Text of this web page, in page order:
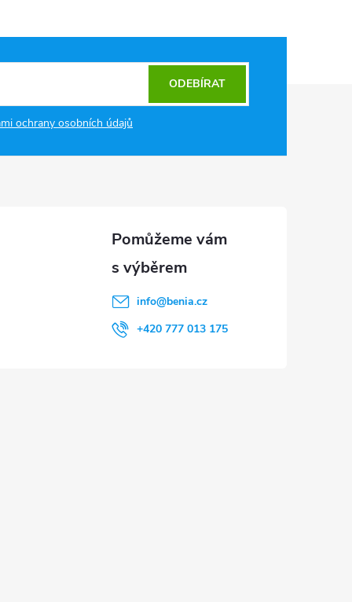
ochrany osobních údajů
ODEBÍRAT
info@benia.cz
+420 777 013 175